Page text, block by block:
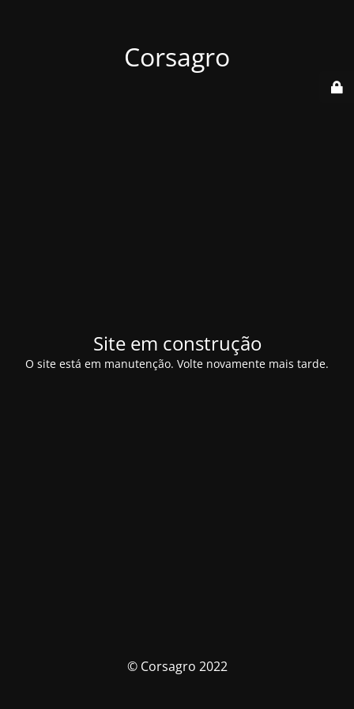
Corsagro
Site em construção
O site está em manutenção. Volte novamente mais tarde.
© Corsagro 2022